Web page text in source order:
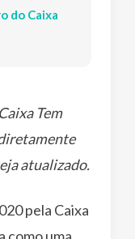
do Caixa
Tem
atualizado.
pela Caixa